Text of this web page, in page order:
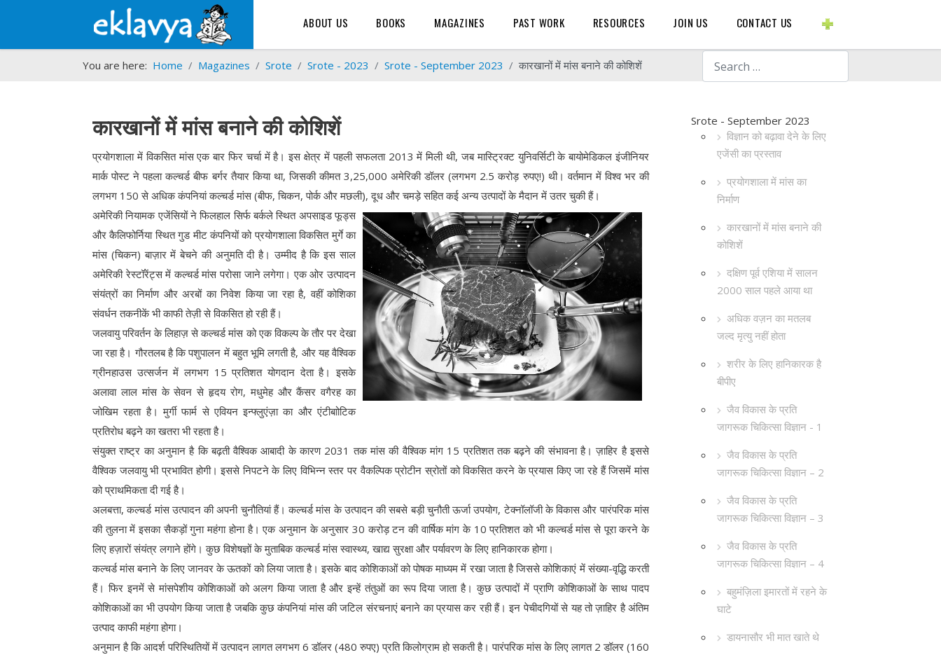
Search
ABOUT US BOOKS MAGAZINES PAST WORK RESOURCES JOIN US CONTACT US
You are here: Home Magazines Srote Srote - 2023 Srote - September 2023 कारखानों में मांस बनाने की कोशिशें
Srote - September 2023
विज्ञान को बढ़ावा देने के लिए
एजेंसी का प्रस्ताव
प्रयोगशाला में मांस का
निर्माण
कारखानों में मांस बनाने की
कोशिशें
दक्षिण पूर्व एशिया में सालन
2000 साल पहले आया था
अधिक वज़न का मतलब
जल्द मृत्यु नहीं होता
शरीर के लिए हानिकारक है
बीपीए
जैव विकास के प्रति
जागरूक चिकित्सा विज्ञान - 1
जैव विकास के प्रति
जागरूक चिकित्सा विज्ञान – 2
जैव विकास के प्रति
जागरूक चिकित्सा विज्ञान – 3
जैव विकास के प्रति
जागरूक चिकित्सा विज्ञान – 4
बहुमंज़िला इमारतों में रहने के
घाटे
डायनासौर भी मात खाते थे
कारखानों में मांस बनाने की कोशिशें
प्रयोगशाला में विकसित मांस एक बार फिर चर्चा में है। इस क्षेत्र में पहली सफलता 2013 में मिली थी, जब मास्ट्रिक्ट युनिवर्सिटी के बायोमेडिकल इंजीनियर
मार्क पोस्ट ने पहला कल्चर्ड बीफ बर्गर तैयार किया था, जिसकी कीमत 3,25,000 अमेरिकी डॉलर (लगभग 2.5 करोड़ रुपए!) थी। वर्तमान में विश्व भर की
लगभग 150 से अधिक कंपनियां कल्चर्ड मांस (बीफ, चिकन, पोर्क और मछली), दूध और चमड़े सहित कई अन्य उत्पादों के मैदान में उतर चुकी हैं।
अमेरिकी नियामक एजेंसियों ने फिलहाल सिर्फ बर्कले स्थित अपसाइड फूड्स
और कैलिफोर्निया स्थित गुड मीट कंपनियों को प्रयोगशाला विकसित मुर्गे का
मांस (चिकन) बाज़ार में बेचने की अनुमति दी है। उम्मीद है कि इस साल
अमेरिकी रेस्टॉरेंट्स में कल्चर्ड मांस परोसा जाने लगेगा। एक ओर उत्पादन
संयंत्रों का निर्माण और अरबों का निवेश किया जा रहा है, वहीं कोशिका
संवर्धन तकनीकें भी काफी तेज़ी से विकसित हो रही हैं।
जलवायु परिवर्तन के लिहाज़ से कल्चर्ड मांस को एक विकल्प के तौर पर देखा
जा रहा है। गौरतलब है कि पशुपालन में बहुत भूमि लगती है, और यह वैश्विक
ग्रीनहाउस उत्सर्जन में लगभग 15 प्रतिशत योगदान देता है। इसके
अलावा लाल मांस के सेवन से हृदय रोग, मधुमेह और कैंसर वगैरह का
जोखिम रहता है। मुर्गी फार्म से एवियन इन्फ्लुएंज़ा का और एंटीबाोटिक
प्रतिरोध बढ़ने का खतरा भी रहता है।
संयुक्त राष्ट्र का अनुमान है कि बढ़ती वैश्विक आबादी के कारण 2031 तक मांस की वैश्विक मांग 15 प्रतिशत तक बढ़ने की संभावना है। ज़ाहिर है इससे
वैश्विक जलवायु भी प्रभावित होगी। इससे निपटने के लिए विभिन्न स्तर पर वैकल्पिक प्रोटीन स्रोतों को विकसित करने के प्रयास किए जा रहे हैं जिसमें मांस
को प्राथमिकता दी गई है।
अलबत्ता, कल्चर्ड मांस उत्पादन की अपनी चुनौतियां हैं। कल्चर्ड मांस के उत्पादन की सबसे बड़ी चुनौती ऊर्जा उपयोग, टेक्नॉलॉजी के विकास और पारंपरिक मांस
की तुलना में इसका सैकड़ों गुना महंगा होना है। एक अनुमान के अनुसार 30 करोड़ टन की वार्षिक मांग के 10 प्रतिशत को भी कल्चर्ड मांस से पूरा करने के
लिए हज़ारों संयंत्र लगाने होंगे। कुछ विशेषज्ञों के मुताबिक कल्चर्ड मांस स्वास्थ्य, खाद्य सुरक्षा और पर्यावरण के लिए हानिकारक होगा।
कल्चर्ड मांस बनाने के लिए जानवर के ऊतकों को लिया जाता है। इसके बाद कोशिकाओं को पोषक माध्यम में रखा जाता है जिससे कोशिकाएं में संख्या-वृद्धि करती
हैं। फिर इनमें से मांसपेशीय कोशिकाओं को अलग किया जाता है और इन्हें तंतुओं का रूप दिया जाता है। कुछ उत्पादों में प्राणि कोशिकाओं के साथ पादप
कोशिकाओं का भी उपयोग किया जाता है जबकि कुछ कंपनियां मांस की जटिल संरचनाएं बनाने का प्रयास कर रही हैं। इन पेचीदगियों से यह तो ज़ाहिर है अंतिम
उत्पाद काफी महंगा होगा।
अनुमान है कि आदर्श परिस्थितियों में उत्पादन लागत लगभग 6 डॉलर (480 रुपए) प्रति किलोग्राम हो सकती है। पारंपरिक मांस के लिए लागत 2 डॉलर (160